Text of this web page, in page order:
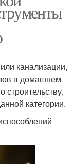
канализации,
в домашнем
строительству,
категории.